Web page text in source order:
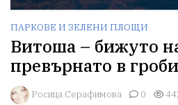
ПАРКОВЕ И ЗЕЛЕНИ ПЛОЩИ
Витоша – бижуто
превърнато в
Росица Серафимова 0